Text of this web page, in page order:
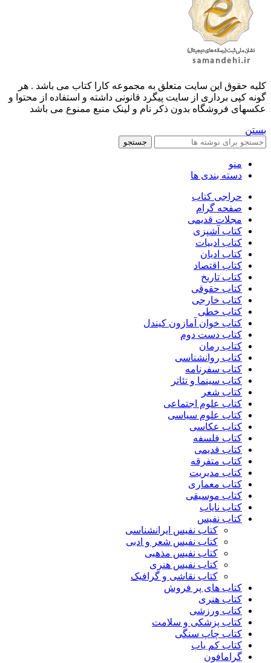
کليه حقوق اين سايت متعلق به مجموعه کارا کتاب می باشد . هر
گونه کپی برداری از سایت پیگرد قانونی داشته و استفاده از محتوا و
عکسهای فروشگاه بدون ذکر نام و لینک منبع ممنوع می باشد
بستن
جستجو
منو
دسته بندی ها
حراجی کتاب
صفحه گرام
مجلات قدیمی
کتاب آشپزی
کتاب ادبیات
کتاب ادیان
کتاب اقتصاد
کتاب تاریخ
کتاب حقوقی
کتاب خارجی
کتاب خطی
کتاب خوان آمازون کیندل
کتاب دست دوم
کتاب رمان
کتاب روانشناسی
کتاب سفرنامه
کتاب سینما و تئاتر
کتاب شعر
کتاب علوم اجتماعی
کتاب علوم سیاسی
کتاب عکاسی
کتاب فلسفه
کتاب قدیمی
کتاب متفرقه
کتاب مدیریت
کتاب معماری
کتاب موسیقی
کتاب نایاب
کتاب نفیس
کتاب نفیس ایرانشناسی
کتاب نفیس شعر و ادبی
کتاب نفیس مذهبی
کتاب نفیس هنری
کتاب نقاشی و گرافیک
کتاب های پر فروش
کتاب هنری
کتاب ورزشی
کتاب پزشکی و سلامت
کتاب چاپ سنگی
کتاب کم یاب
گرامافون